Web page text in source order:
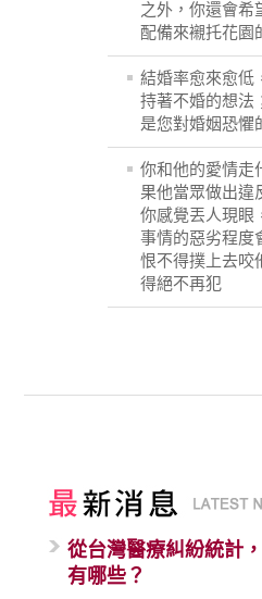
之外，你還會希
配備來襯托花園
結婚率愈來愈低
持著不婚的想法
是您對婚姻恐懼
你和他的愛情走
果他當眾做出違
你感覺丟人現眼
事情的惡劣程度
恨不得撲上去咬
得絕不再犯
從台灣醫療糾紛統計
有哪些？